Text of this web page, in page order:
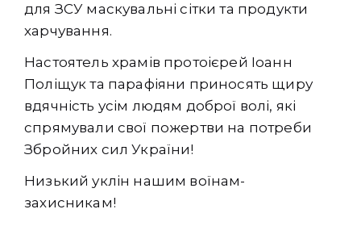
для ЗСУ маскувальні сітки та продукти
харчування.
Настоятель храмів протоієрей Іоанн
Поліщук та парафіяни приносять щиру
вдячність усім людям доброї волі, які
спрямували свої пожертви на потреби
Збройних сил України!
Низький уклін нашим воїнам-
захисникам!